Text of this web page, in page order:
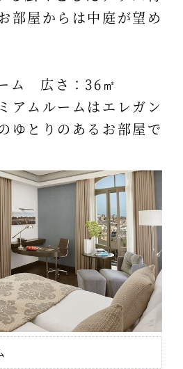
部屋からは中庭が望め
ム 広さ：36㎡
アムルームはエレガン
ゆとりのあるお部屋で